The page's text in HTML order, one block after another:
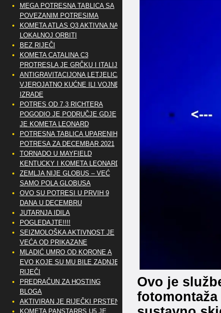
Ovo je
MEGA POTRESNA TABLICA SA
POVEZANIM POTRESIMA
KOMETA ATLAS Q3 AKTIVNA NA
LOKALNOJ ORBITI
BEZ RIJEČI
KOMETA CATALINA C3
PROTRESLA JE GRČKU I ITALIJU
ANTIGRAVITACIJONA LETJELICA
VJEROJATNO KUĆNE ILI VOJNE
IZRADE
POTRES OD 7.3 RICHTERA
POGODIO JE PODRUČJE GDJE
JE KOMETA LEONARD
POTRESNA TABLICA UPARENIH
POTRESA ZA DECEMBAR 2021
TORNADO U MAYFIELD
KENTUCKY I KOMETA LEONARD
ZEMLJA NIJE GLOBUS – VEĆ
SAMO POLA GLOBUSA
OVO SU POTRESI U PRVIH 9
DANA U DECEMBRU
JUTARNJA IDILA
POGLEDAJTE!!!!
SEIZMOLOŠKA AKTIVNOST JE
VEĆA OD PRIKAZANE
MLADIĆ UMRO OD KORONE A
EVO KOJE SU MU BILE ZADNJE
RIJEČI
PREDRAČUN ZA HOSTING
BLOGA
AKTIVIRAN JE RIJEČKI PRSTEN
KOMETA PANSTARRS U5 JE